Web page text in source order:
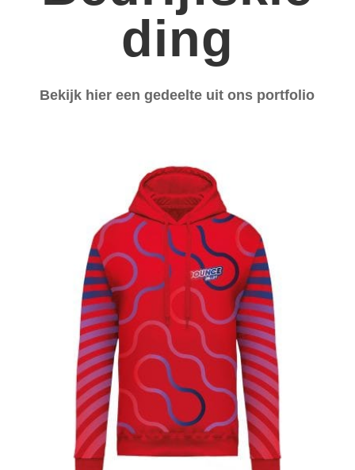
ding
Bekijk hier een gedeelte uit ons portfolio